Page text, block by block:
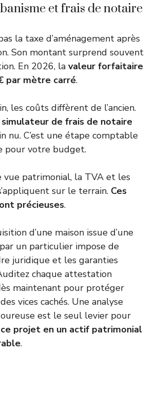
et frais de notaire
la taxe d’aménagement après
Son montant surprend souvent
En 2026, la valeur forfaitaire
par mètre carré.
les coûts diffèrent de l’ancien.
simulateur de frais de notaire
nu. C’est une étape comptable
pour votre budget.
vue patrimonial, la TVA et les
sur le terrain. Ces
précieuses.
d’une maison issue d’une
un particulier impose de
juridique et les garanties
chaque attestation
maintenant pour protéger
vices cachés. Une analyse
est le seul levier pour
projet en un actif patrimonial
.